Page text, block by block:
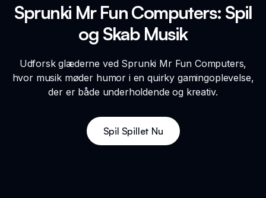
Sprunki Mr Fun Computers: Spil
og Skab Musik
Udforsk glæderne ved Sprunki Mr Fun Computers,
hvor musik møder humor i en quirky gamingoplevelse,
der er både underholdende og kreativ.
Spil Spillet Nu